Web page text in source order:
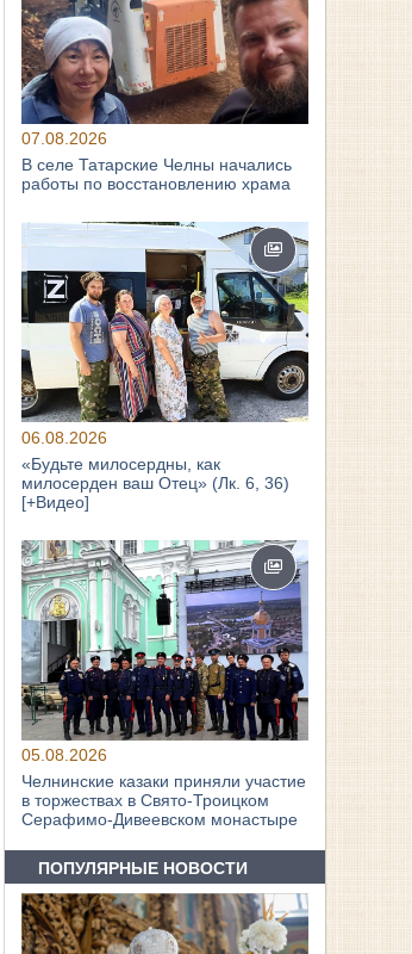
07.08.2026
В селе Татарские Челны начались
работы по восстановлению храма
06.08.2026
«Будьте милосердны, как
милосерден ваш Отец» (Лк. 6, 36)
[+Видео]
05.08.2026
Челнинские казаки приняли участие
в торжествах в Свято‑Троицком
Серафимо‑Дивеевском монастыре
ПОПУЛЯРНЫЕ НОВОСТИ